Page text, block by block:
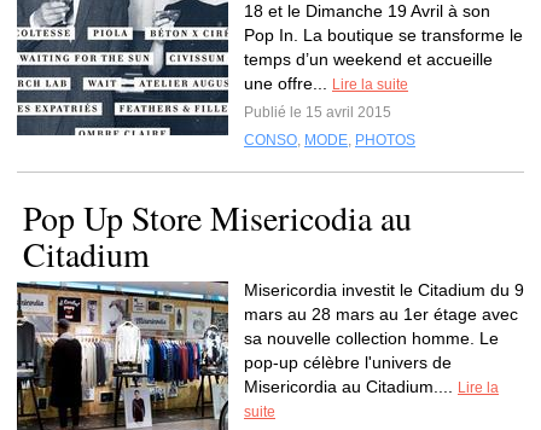
18 et le Dimanche 19 Avril à son
Pop In. La boutique se transforme le
temps d’un weekend et accueille
une offre...
Lire la suite
Publié le 15 avril 2015
CONSO, MODE, PHOTOS
Pop Up Store Misericodia au
Citadium
Misericordia investit le Citadium du 9
mars au 28 mars au 1er étage avec
sa nouvelle collection homme. Le
pop-up célèbre l'univers de
Misericordia au Citadium....
Lire la
suite